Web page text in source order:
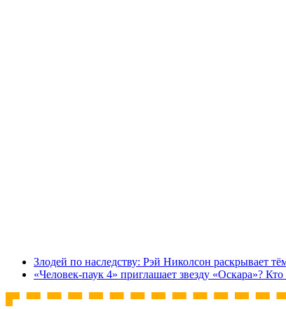
Злодей по наследству: Рэй Николсон раскрывает
«Человек-паук 4» приглашает звезду «Оскара»?